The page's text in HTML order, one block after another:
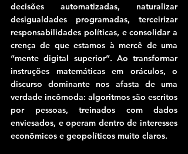
decisões automatizadas, naturalizar
desigualdades programadas, terceirizar
responsabilidades políticas, e consolidar a
crença de que estamos à mercê de uma
“mente digital superior”. Ao transformar
instruções matemáticas em oráculos, o
discurso dominante nos afasta de uma
verdade incômoda: algoritmos são escritos
por pessoas, treinados com dados
enviesados, e operam dentro de interesses
econômicos e geopolíticos muito claros.